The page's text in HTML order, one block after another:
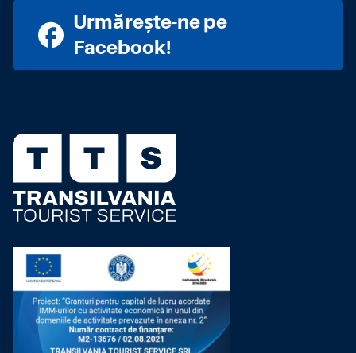
Urmărește-ne pe
Facebook!